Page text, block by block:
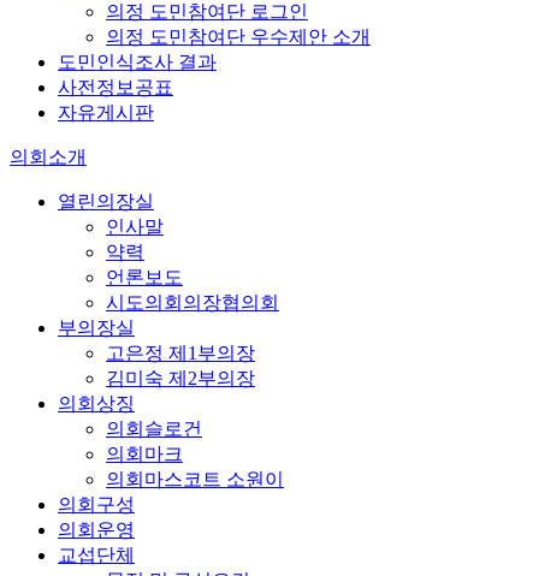
의정 도민참여단 로그인
의정 도민참여단 우수제안 소개
도민인식조사 결과
사전정보공표
자유게시판
의회소개
열린의장실
인사말
약력
언론보도
시도의회의장협의회
부의장실
고은정 제1부의장
김미숙 제2부의장
의회상징
의회슬로건
의회마크
의회마스코트 소원이
의회구성
의회운영
교섭단체